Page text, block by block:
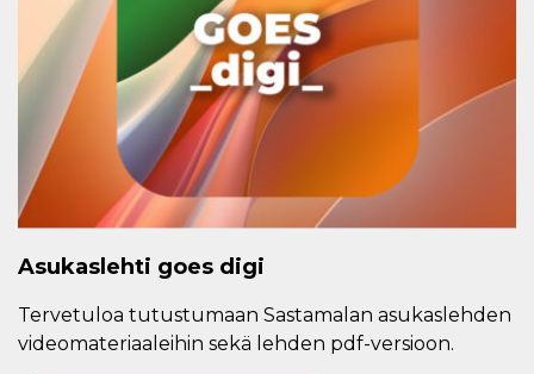
Asukaslehti goes digi
Tervetuloa tutustumaan Sastamalan asukaslehden
videomateriaaleihin sekä lehden pdf-versioon.